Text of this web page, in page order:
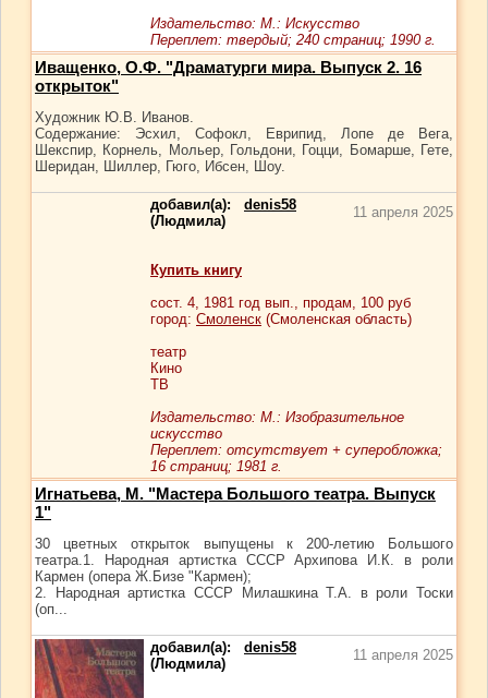
Издательство: М.: Искусство
Переплет: твердый; 240 страниц; 1990 г.
Иващенко, О.Ф. "Драматурги мира. Выпуск 2. 16
открыток"
Художник Ю.В. Иванов.
Содержание: Эсхил, Софокл, Еврипид, Лопе де Вега,
Шекспир, Корнель, Мольер, Гольдони, Гоцци, Бомарше, Гете,
Шеридан, Шиллер, Гюго, Ибсен, Шоу.
добавил(а): denis58
(Людмила)
11 апреля 2025
Купить книгу
сост. 4, 1981 год вып., продам, 100 руб
город: Смоленск (Смоленская область)
театр
Кино
ТВ
Издательство: М.: Изобразительное
искусство
Переплет: отсутствует + суперобложка;
16 страниц; 1981 г.
Игнатьева, М. "Мастера Большого театра. Выпуск
1"
30 цветных открыток выпущены к 200-летию Большого
театра.1. Народная артистка СССР Архипова И.К. в роли
Кармен (опера Ж.Бизе "Кармен);
2. Народная артистка СССР Милашкина Т.А. в роли Тоски
(оп...
добавил(а): denis58
(Людмила)
11 апреля 2025